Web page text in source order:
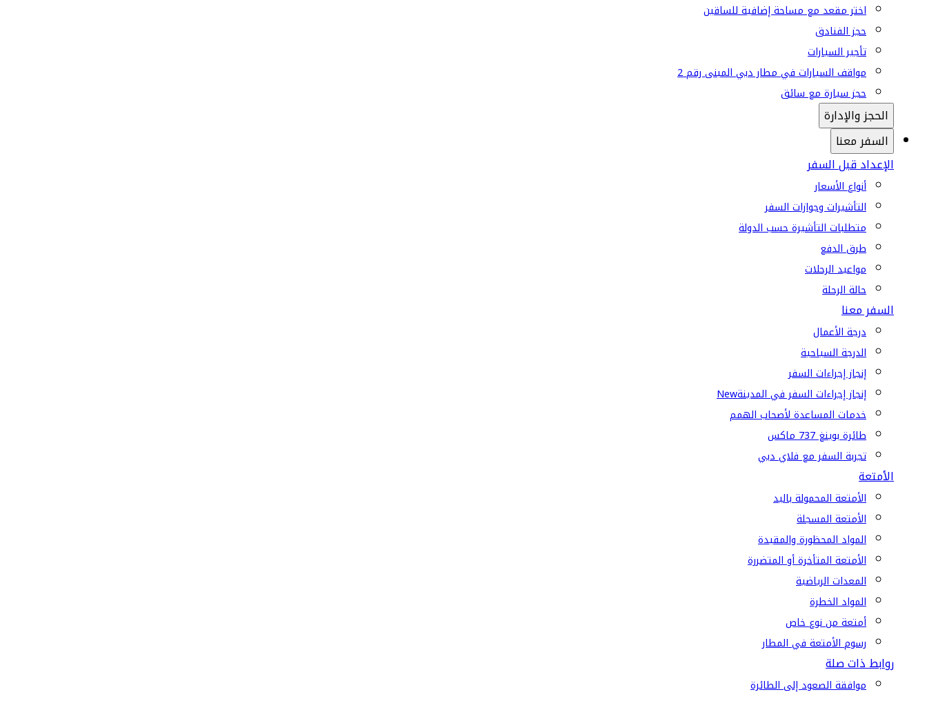
اختر مقعد مع مساحة إضافية للساقين
حجز الفنادق
تأجير السيارات
مواقف السيارات في مطار دبي المبنى رقم 2
حجز سيارة مع سائق
الحجز والإدارة
السفر معنا
الإعداد قبل السفر
أنواع الأسعار
التأشيرات وجوازات السفر
متطلبات التأشيرة حسب الدولة
طرق الدفع
مواعيد الرحلات
حالة الرحلة
السفر معنا
درجة الأعمال
الدرجة السياحية
إنجاز إجراءات السفر
إنجاز إجراءات السفر في المدينةNew
خدمات المساعدة لأصحاب الهمم
طائرة بوينغ 737 ماكس
تجربة السفر مع فلاي دبي
الأمتعة
الأمتعة المحمولة باليد
الأمتعة المسجلة
المواد المحظورة والمقيدة
الأمتعة المتأخرة أو المتضررة
المعدات الرياضية
المواد الخطرة
أمتعة من نوع خاص
رسوم الأمتعة في المطار
روابط ذات صلة
موافقة الصعود إلى الطائرة